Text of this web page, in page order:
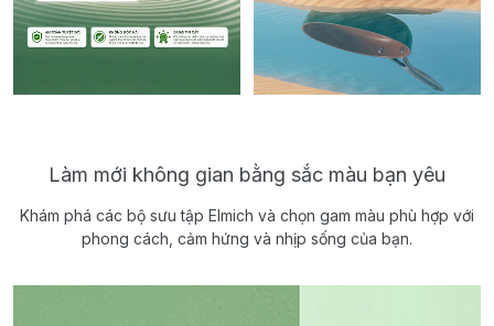
Làm mới không gian bằng sắc màu bạn yêu
Khám phá các bộ sưu tập Elmich và chọn gam màu phù hợp với
phong cách, cảm hứng và nhịp sống của bạn.